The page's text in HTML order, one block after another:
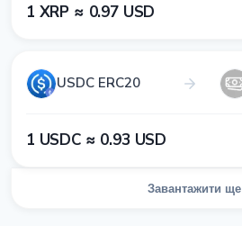
1​ XRP ≈ 0​.9​7​ USD
USDC ERC20
1​ USDC ≈ 0​.9​3​ USD
Завантажити ще